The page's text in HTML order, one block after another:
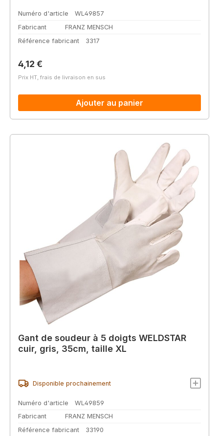
Numéro d'article
WL49857
Fabricant
FRANZ MENSCH
Référence fabricant
3317
Prix régulier :
4,12 €
Prix HT, frais de livraison en sus
Ajouter au panier
Gant de soudeur à 5 doigts WELDSTAR
cuir, gris, 35cm, taille XL
Disponible prochainement
Numéro d'article
WL49859
Fabricant
FRANZ MENSCH
Référence fabricant
33190